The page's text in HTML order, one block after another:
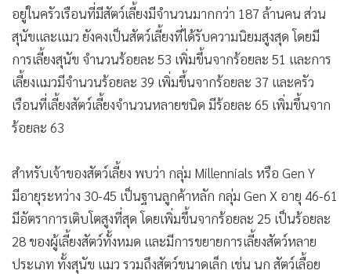
อยู่ในครัวเรือนที่มีสัตว์เลี้ยงมีจำนวนมากกว่า 187 ล้านคน ส่วน
สุนัขและแมว ยังคงเป็นสัตว์เลี้ยงที่ได้รับความนิยมสูงสุด โดยมี
การเลี้ยงสุนัข จำนวนร้อยละ 53 เพิ่มขึ้นจากร้อยละ 51 และการ
เลี้ยงแมวมีจำนวนร้อยละ 39 เพิ่มขึ้นจากร้อยละ 37 และครัว
เรือนที่เลี้ยงสัตว์เลี้ยงจำนวนหลายชนิด มีร้อยละ 65 เพิ่มขึ้นจาก
ร้อยละ 63
สำหรับเจ้าของสัตว์เลี้ยง พบว่า กลุ่ม Millennials หรือ Gen Y
มีอายุระหว่าง 30-45 เป็นฐานลูกค้าหลัก กลุ่ม Gen X อายุ 46-61
มีอัตราการเติบโตสูงที่สุด โดยเพิ่มขึ้นจากร้อยละ 25 เป็นร้อยละ
28 ของผู้เลี้ยงสัตว์ทั้งหมด และมีการขยายการเลี้ยงสัตว์หลาย
ประเภท ทั้งสุนัข แมว รวมถึงสัตว์ขนาดเล็ก เช่น นก สัตว์เลื้อย